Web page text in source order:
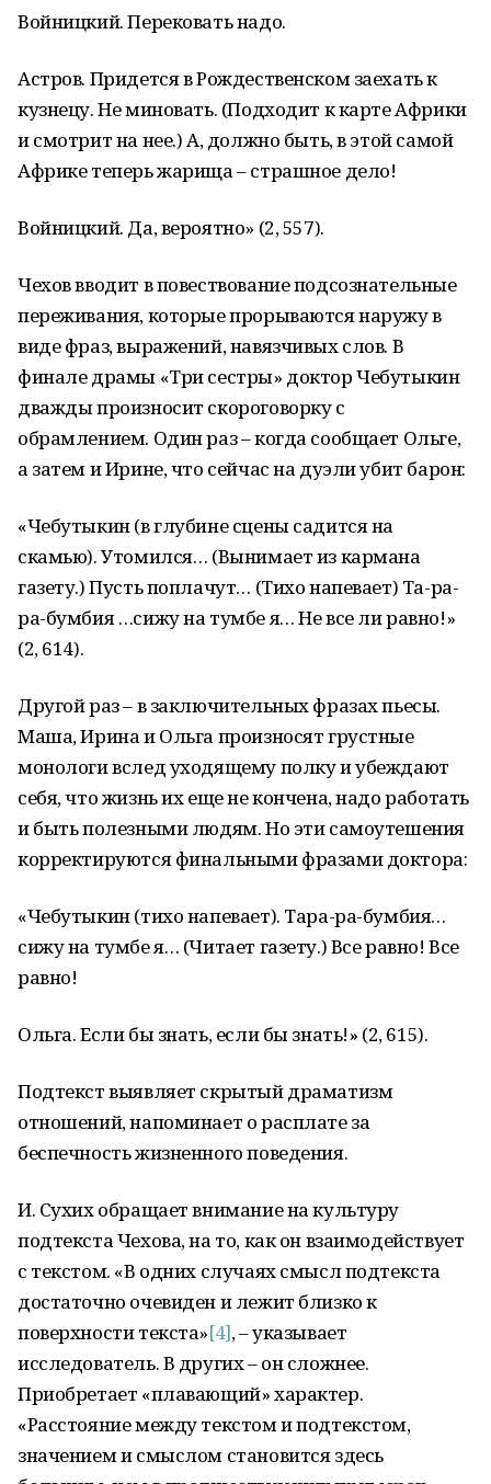
Войницкий. Перековать надо.
Астров. Придется в Рождественском заехать к
кузнецу. Не миновать. (Подходит к карте Африки
и смотрит на нее.) А, должно быть, в этой самой
Африке теперь жарища – страшное дело!
Войницкий. Да, вероятно» (2, 557).
Чехов вводит в повествование подсознательные
переживания, которые прорываются наружу в
виде фраз, выражений, навязчивых слов. В
финале драмы «Три сестры» доктор Чебутыкин
дважды произносит скороговорку с
обрамлением. Один раз – когда сообщает Ольге,
а затем и Ирине, что сейчас на дуэли убит барон:
«Чебутыкин (в глубине сцены садится на
скамью). Утомился… (Вынимает из кармана
газету.) Пусть поплачут… (Тихо напевает) Та-ра-
ра-бумбия …сижу на тумбе я… Не все ли равно!»
(2, 614).
Другой раз – в заключительных фразах пьесы.
Маша, Ирина и Ольга произносят грустные
монологи вслед уходящему полку и убеждают
себя, что жизнь их еще не кончена, надо работать
и быть полезными людям. Но эти самоутешения
корректируются финальными фразами доктора:
«Чебутыкин (тихо напевает). Тара-ра-бумбия…
сижу на тумбе я… (Читает газету.) Все равно! Все
равно!
Ольга. Если бы знать, если бы знать!» (2, 615).
Подтекст выявляет скрытый драматизм
отношений, напоминает о расплате за
беспечность жизненного поведения.
И. Сухих обращает внимание на культуру
подтекста Чехова, на то, как он взаимодействует
с текстом. «В одних случаях смысл подтекста
достаточно очевиден и лежит близко к
поверхности текста»[4], – указывает
исследователь. В других – он сложнее.
Приобретает «плавающий» характер.
«Расстояние между текстом и подтекстом,
значением и смыслом становится здесь